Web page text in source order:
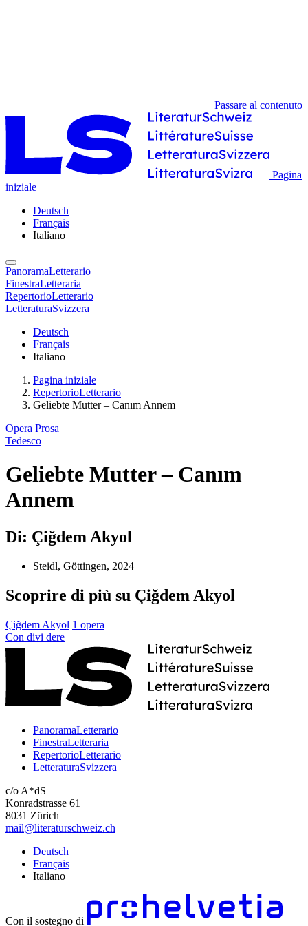
Passare al contenuto
Pagina
iniziale
Deutsch
Français
Italiano
PanoramaLetterario
FinestraLetteraria
RepertorioLetterario
LetteraturaSvizzera
Deutsch
Français
Italiano
Pagina iniziale
RepertorioLetterario
Geliebte Mutter – Canım Annem
Opera Prosa
Tedesco
Geliebte Mutter – Canım
Annem
Di: Çiğdem Akyol
Steidl, Göttingen, 2024
Scoprire di più su Çiğdem Akyol
Çiğdem Akyol 1 opera
Con divi dere
PanoramaLetterario
FinestraLetteraria
RepertorioLetterario
LetteraturaSvizzera
c/o A*dS
Konradstrasse 61
8031 Zürich
mail@literaturschweiz.ch
Deutsch
Français
Italiano
Con il sostegno di